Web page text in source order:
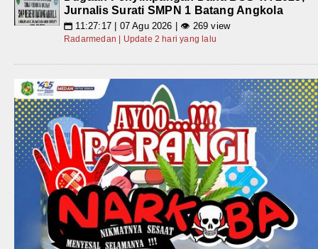
Jurnalis Surati SMPN 1 Batang Angkola
📅 11:27:17 | 07 Agu 2026 | 👁 269 view
Radarmedan | Update 2 hari yang lalu